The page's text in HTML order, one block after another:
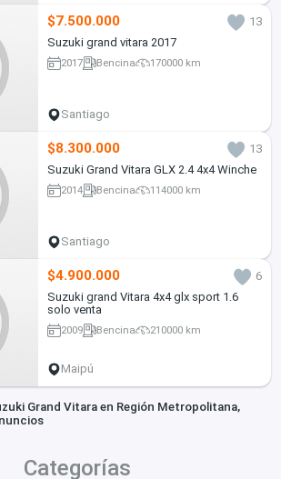
$7.500.000
13
Suzuki grand vitara 2017
2017 Bencina 170000 km
Santiago
$8.300.000
13
Suzuki Grand Vitara GLX 2.4 4x4 Winche
2014 Bencina 114000 km
Santiago
$4.900.000
6
Suzuki grand Vitara 4x4 glx sport 1.6
solo venta
2009 Bencina 210000 km
Maipú
Grand Vitara en Región Metropolitana,
Categorías